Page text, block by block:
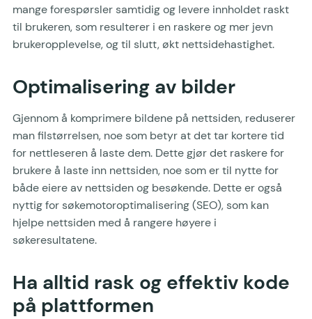
mange forespørsler samtidig og levere innholdet raskt
til brukeren, som resulterer i en raskere og mer jevn
brukeropplevelse, og til slutt, økt nettsidehastighet.
Optimalisering av bilder
Gjennom å komprimere bildene på nettsiden, reduserer
man filstørrelsen, noe som betyr at det tar kortere tid
for nettleseren å laste dem. Dette gjør det raskere for
brukere å laste inn nettsiden, noe som er til nytte for
både eiere av nettsiden og besøkende. Dette er også
nyttig for søkemotoroptimalisering (SEO), som kan
hjelpe nettsiden med å rangere høyere i
søkeresultatene.
Ha alltid rask og effektiv kode
på plattformen